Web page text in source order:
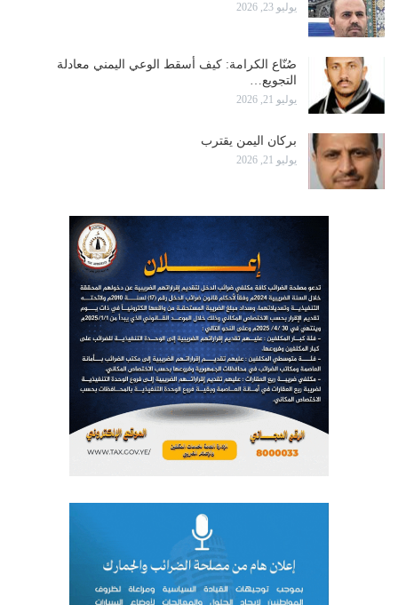
يوليو 23, 2026
صُنّاع الكرامة: كيف أسقط الوعي اليمني معادلة
التجويع…
يوليو 21, 2026
بركان اليمن يقترب
يوليو 21, 2026